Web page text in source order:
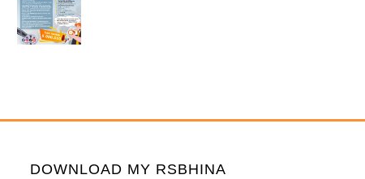
DOWNLOAD MY RSBHINA